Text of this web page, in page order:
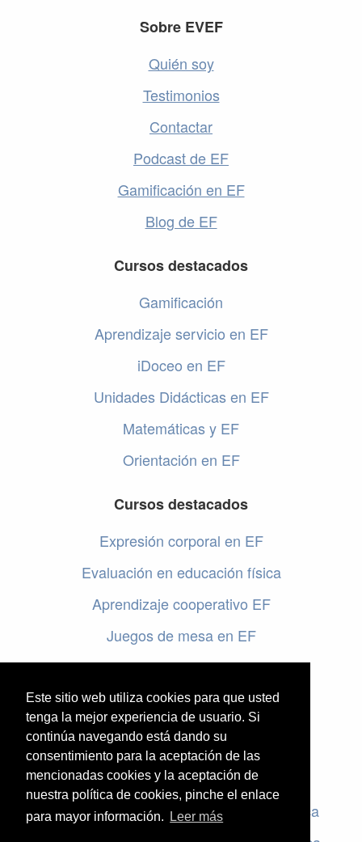
Este sitio web utiliza cookies para que usted
tenga la mejor experiencia de usuario. Si
continúa navegando está dando su
consentimiento para la aceptación de las
mencionadas cookies y la aceptación de
nuestra política de cookies, pinche el enlace
para mayor información.
Leer más
Sobre EVEF
Quién soy
Testimonios
Contactar
Podcast de EF
Gamificación en EF
Blog de EF
Cursos destacados
Gamificación
Aprendizaje servicio en EF
iDoceo en EF
Unidades Didácticas en EF
Matemáticas y EF
Orientación en EF
Cursos destacados
Expresión corporal en EF
Evaluación en educación física
Aprendizaje cooperativo EF
Juegos de mesa en EF
Programar en EF
Cursos online de educación física
Artículos destacados
Evaluación en educación física
Criterios de evaluación en educación física